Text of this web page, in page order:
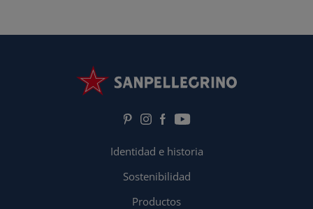
Identidad e historia
Sostenibilidad
Productos